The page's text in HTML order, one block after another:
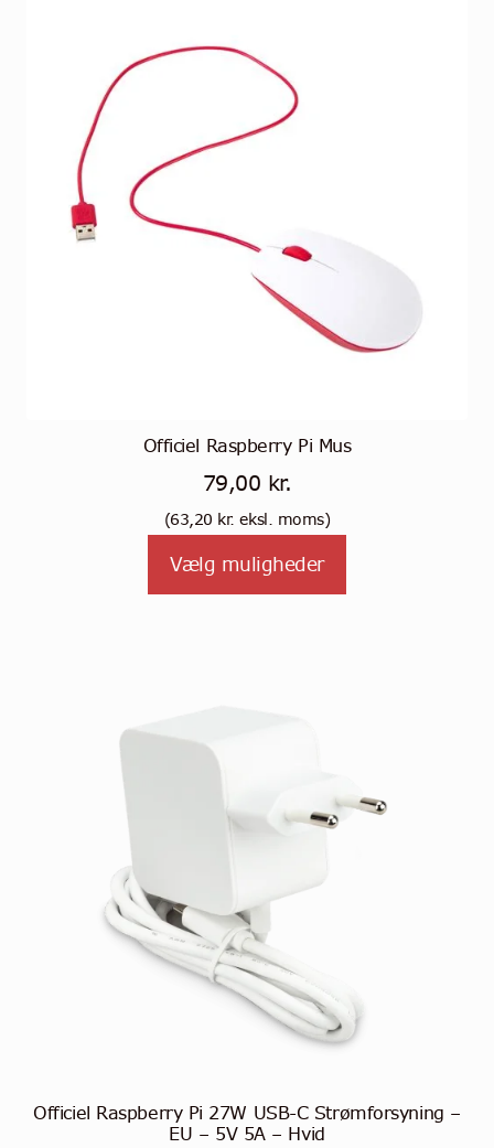
Officiel Raspberry Pi Mus
79,00 kr.
(63,20 kr. eksl. moms)
Vælg muligheder
sivulla.
Officiel Raspberry Pi 27W USB-C Strømforsyning –
EU – 5V 5A – Hvid